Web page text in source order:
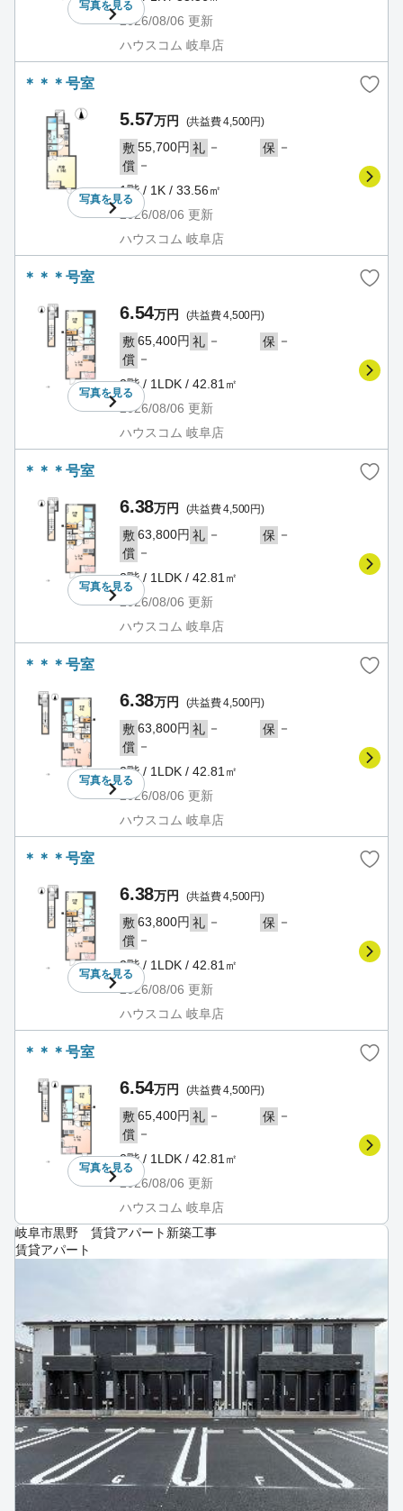
写真を見る
2026/08/06 更新
ハウスコム 岐阜店
＊＊＊号室
写真を見る
5.57万円 (共益費 4,500円)
敷55,700円 礼 － 保 －
償 －
1階 / 1K / 33.56㎡
2026/08/06 更新
ハウスコム 岐阜店
＊＊＊号室
写真を見る
6.54万円 (共益費 4,500円)
敷65,400円 礼 － 保 －
償 －
2階 / 1LDK / 42.81㎡
2026/08/06 更新
ハウスコム 岐阜店
＊＊＊号室
写真を見る
6.38万円 (共益費 4,500円)
敷63,800円 礼 － 保 －
償 －
2階 / 1LDK / 42.81㎡
2026/08/06 更新
ハウスコム 岐阜店
＊＊＊号室
写真を見る
6.38万円 (共益費 4,500円)
敷63,800円 礼 － 保 －
償 －
2階 / 1LDK / 42.81㎡
2026/08/06 更新
ハウスコム 岐阜店
＊＊＊号室
写真を見る
6.38万円 (共益費 4,500円)
敷63,800円 礼 － 保 －
償 －
2階 / 1LDK / 42.81㎡
2026/08/06 更新
ハウスコム 岐阜店
＊＊＊号室
写真を見る
6.54万円 (共益費 4,500円)
敷65,400円 礼 － 保 －
償 －
2階 / 1LDK / 42.81㎡
2026/08/06 更新
ハウスコム 岐阜店
岐阜市黒野 賃貸アパート新築工事
賃貸アパート